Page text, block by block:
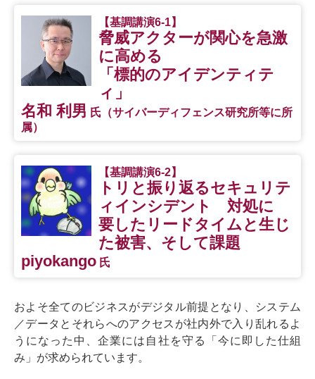
【基調講演6-1】
脅威アクターが関心を急激
に高める
「標的のアイデンティテ
ィ」
名和 利男 氏（サイバーディフェンス研究所等に所
属）
【基調講演6-2】
トリと振り返るセキュリテ
ィインシデント 対処に
要したリードタイムと生じ
た被害、そして課題
piyokango 氏
およそ全てのビジネスがデジタル前提となり、システム
／データとそれらへのアクセスが社内外で入り乱れるよ
うになった中、企業には自社を守る「今に即した仕組
み」が求められています。